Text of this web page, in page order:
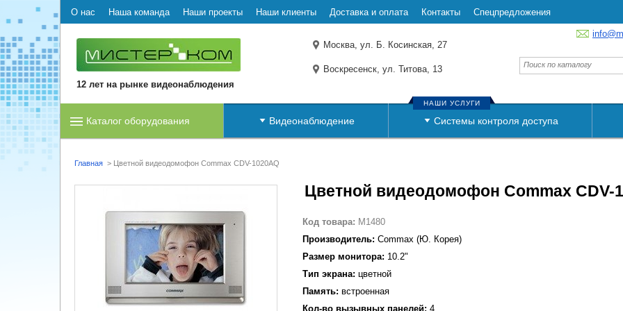
О нас Наша команда Наши проекты Наши клиенты Доставка и оплата Контакты Спецпредложения
12 лет на рынке видеонаблюдения
Москва, ул. Б. Косинская, 27
Воскресенск, ул. Титова, 13
Каталог оборудования Видеонаблюдение Системы контроля доступа
НАШИ УСЛУГИ
Главная > Цветной видеодомофон Commax CDV-1020AQ
Цветной видеодомофон Commax CDV-
Код товара: M1480
Производитель: Сommax (Ю. Корея)
Размер монитора: 10.2"
Тип экрана: цветной
Память: встроенная
Кол-во вызывных панелей: 4